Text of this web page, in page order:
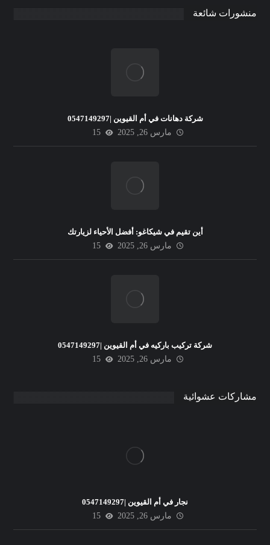
منشورات شائعة
شركة دهانات في أم القيوين |0547149297
مارس 26, 2025
15
أين تقيم في شيكاغو: أفضل الأحياء لزيارتك
مارس 26, 2025
15
شركة تركيب باركيه في أم القيوين |0547149297
مارس 26, 2025
15
مشاركات عشوائية
نجار في أم القيوين |0547149297
مارس 26, 2025
15